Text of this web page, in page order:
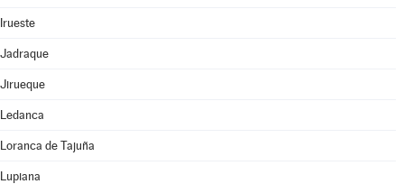
Irueste
Jadraque
Jirueque
Ledanca
Loranca de Tajuña
Lupiana